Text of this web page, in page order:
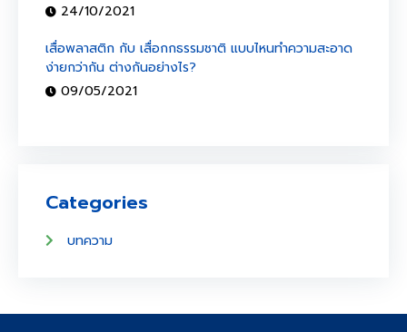
24/10/2021
เสื่อพลาสติก กับ เสื่อกกธรรมชาติ แบบไหนทำความสะอาด
ง่ายกว่ากัน ต่างกันอย่างไร?
09/05/2021
Categories
บทความ